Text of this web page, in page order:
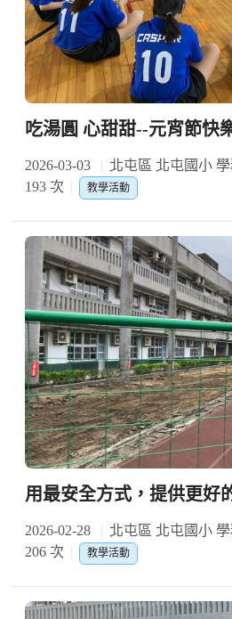
吃湯圓 心甜甜--元宵節快
2026-03-03 北屯區 北屯國小
193 次
教學活動
用最安全方式，提供更好
2026-02-28 北屯區 北屯國小
206 次
教學活動